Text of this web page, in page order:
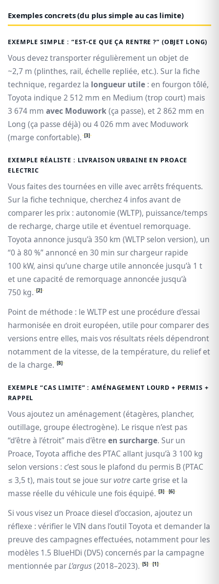
Exemples concrets (du plus simple au cas limite)
EXEMPLE SIMPLE : “EST-CE QUE ÇA RENTRE ?” (OBJET LONG)
Vous devez transporter régulièrement un objet de
~2,7 m (plinthes, rail, échelle repliée, etc.). Sur la fiche
technique, regardez la longueur utile : en fourgon tôlé,
Toyota indique 2 512 mm en Medium (trop court) mais
3 674 mm avec Moduwork(ça passe), et 2 862 mm en
Long (ça passe déjà) ou 4 026 mm avec Moduwork
(marge confortable). [3]
EXEMPLE RÉALISTE : LIVRAISON URBAINE EN PROACE
ELECTRIC
Vous faites des tournées en ville avec arrêts fréquents.
Sur la fiche technique, cherchez 4 infos avant de
comparer les prix : autonomie (WLTP), puissance/temps
de recharge, charge utile et éventuel remorquage.
Toyota annonce jusqu’à 350 km (WLTP selon version), un
“0 à 80 %” annoncé en 30 min sur chargeur rapide
100 kW, ainsi qu’une charge utile annoncée jusqu’à 1 t
et une capacité de remorquage annoncée jusqu’à
750 kg. [2]
Point de méthode : le WLTP est une procédure d’essai
harmonisée en droit européen, utile pour comparer des
versions entre elles, mais vos résultats réels dépendront
notamment de la vitesse, de la température, du relief et
de la charge. [8]
EXEMPLE “CAS LIMITE” : AMÉNAGEMENT LOURD + PERMIS +
RAPPEL
Vous ajoutez un aménagement (étagères, plancher,
outillage, groupe électrogène). Le risque n’est pas
“d’être à l’étroit” mais d’être en surcharge. Sur un
Proace, Toyota affiche des PTAC allant jusqu’à 3 100 kg
selon versions : c’est sous le plafond du permis B (PTAC
≤ 3,5 t), mais tout se joue survotre carte grise et la
masse réelle du véhicule une fois équipé. [3] [6]
Si vous visez un Proace diesel d’occasion, ajoutez un
réflexe : vérifier le VIN dans l’outil Toyota et demander la
preuve des campagnes effectuées, notamment pour les
modèles 1.5 BlueHDi (DV5) concernés par la campagne
mentionnée parL’argus (2018–2023). [5] [1]